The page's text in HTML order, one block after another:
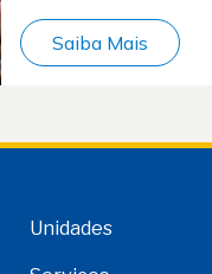
Saiba Mais
Unidades